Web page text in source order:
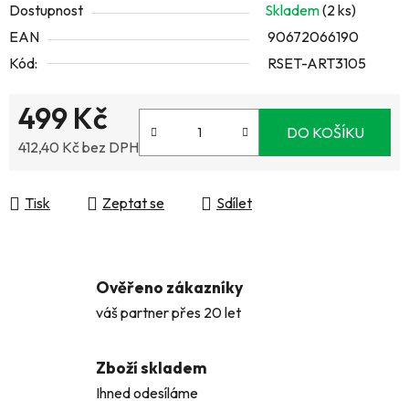
Dostupnost Skladem(2 ks)
EAN
90672066190
Kód:
RSET-ART3105
499 Kč
412,40 Kč bez DPH
DO KOŠÍKU
Tisk Zeptat se Sdílet
Ověřeno zákazníky
váš partner přes 20 let
Zboží skladem
Ihned odesíláme